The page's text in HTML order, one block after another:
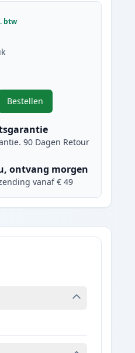
btw
aan te passen
Bestellen
,2 stuks Brother LC1000Y
90 Dagen Retour
ontvang morgen
vanaf € 49